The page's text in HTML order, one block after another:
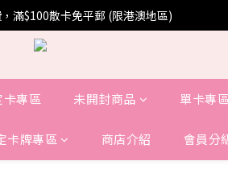
滿$100散卡免平郵 (限港澳地區)
卡專區 未開封商品 單卡專區
卡牌專區 商店介紹 會員分